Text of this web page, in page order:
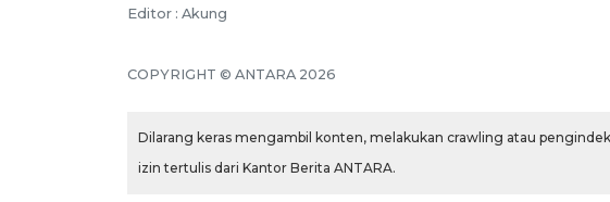
Editor : Akung
COPYRIGHT © ANTARA 2026
Dilarang keras mengambil konten, melakukan crawling atau
izin tertulis dari Kantor Berita ANTARA.